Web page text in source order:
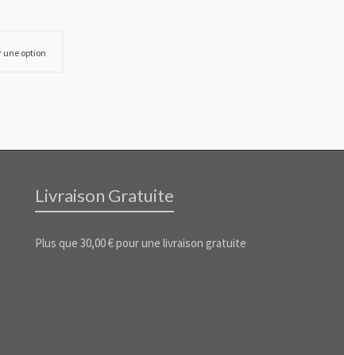
une option
Livraison Gratuite
Plus que 30,00€pour une livraison gratuite